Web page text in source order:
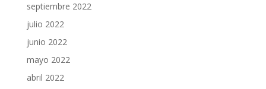
septiembre 2022
julio 2022
junio 2022
mayo 2022
abril 2022